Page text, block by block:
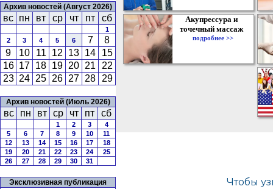
Архив новостей (Август 2026)
вс пн вт ср чт пт сб
1
2
3 4 5 6 7
8
9
10 11 12 13 14
15
16 17 18 19 20 21
22
23 24 25 26 27 28 29
Архив новостей (Июль 2026)
вс пн вт ср чт пт сб
1 2 3
4
5
6 7 8 9 10
11
12
13 14 15 16 17
18
19
20 21 22 23 24
25
26
27 28 29 30 31
Эксклюзивная публикация
Акупрессура и
точечный массаж
подробнее >>